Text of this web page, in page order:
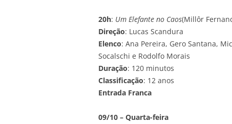
20h: Um Elefante no Caos(Millôr
Direção: Lucas Scandura
Elenco: Ana Pereira, Gero Santana,
Socalschi e Rodolfo Morais
Duração: 120 minutos
Classificação: 12 anos
Entrada Franca
09/10 – Quarta-feira